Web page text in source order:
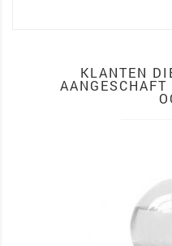
KLANTEN
AANGESCHAFT